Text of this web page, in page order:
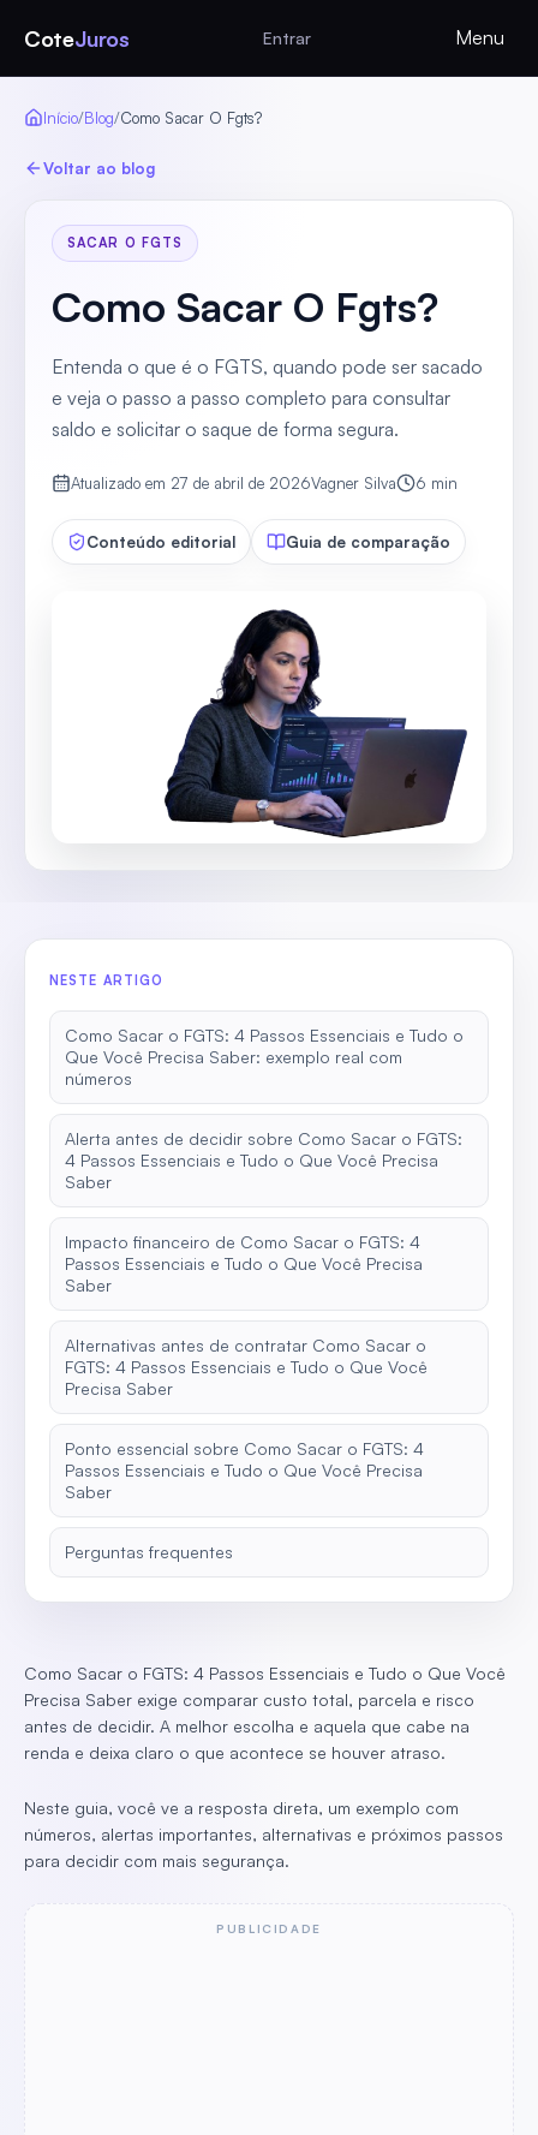
CoteJuros Entrar Menu
Início/Blog/Como Sacar O Fgts?
Voltar ao blog
SACAR O FGTS
Como Sacar O Fgts?
Entenda o que é o FGTS, quando pode ser sacado
e veja o passo a passo completo para consultar
saldo e solicitar o saque de forma segura.
Atualizado em 27 de abril de 2026Vagner Silva 6 min
Conteúdo editorial Guia de comparação
NESTE ARTIGO
Como Sacar o FGTS: 4 Passos Essenciais e Tudo o
Que Você Precisa Saber: exemplo real com
números
Alerta antes de decidir sobre Como Sacar o FGTS:
4 Passos Essenciais e Tudo o Que Você Precisa
Saber
Impacto financeiro de Como Sacar o FGTS: 4
Passos Essenciais e Tudo o Que Você Precisa
Saber
Alternativas antes de contratar Como Sacar o
FGTS: 4 Passos Essenciais e Tudo o Que Você
Precisa Saber
Ponto essencial sobre Como Sacar o FGTS: 4
Passos Essenciais e Tudo o Que Você Precisa
Saber
Perguntas frequentes
Como Sacar o FGTS: 4 Passos Essenciais e Tudo o Que Você
Precisa Saber exige comparar custo total, parcela e risco
antes de decidir. A melhor escolha e aquela que cabe na
renda e deixa claro o que acontece se houver atraso.
Neste guia, você ve a resposta direta, um exemplo com
números, alertas importantes, alternativas e próximos passos
para decidir com mais segurança.
PUBLICIDADE